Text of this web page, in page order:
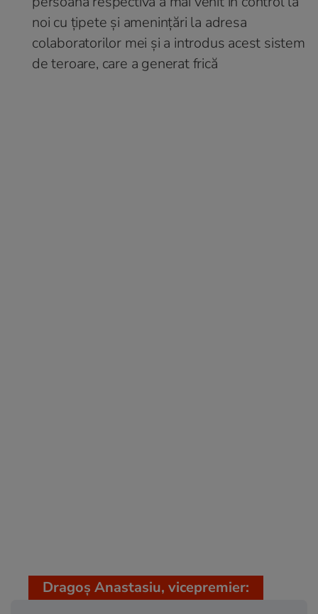
noi cu țipete și amenințări la adresa
colaboratorilor mei și a introdus acest sistem
de teroare, care a generat frică
Dragoș Anastasiu, vicepremier: